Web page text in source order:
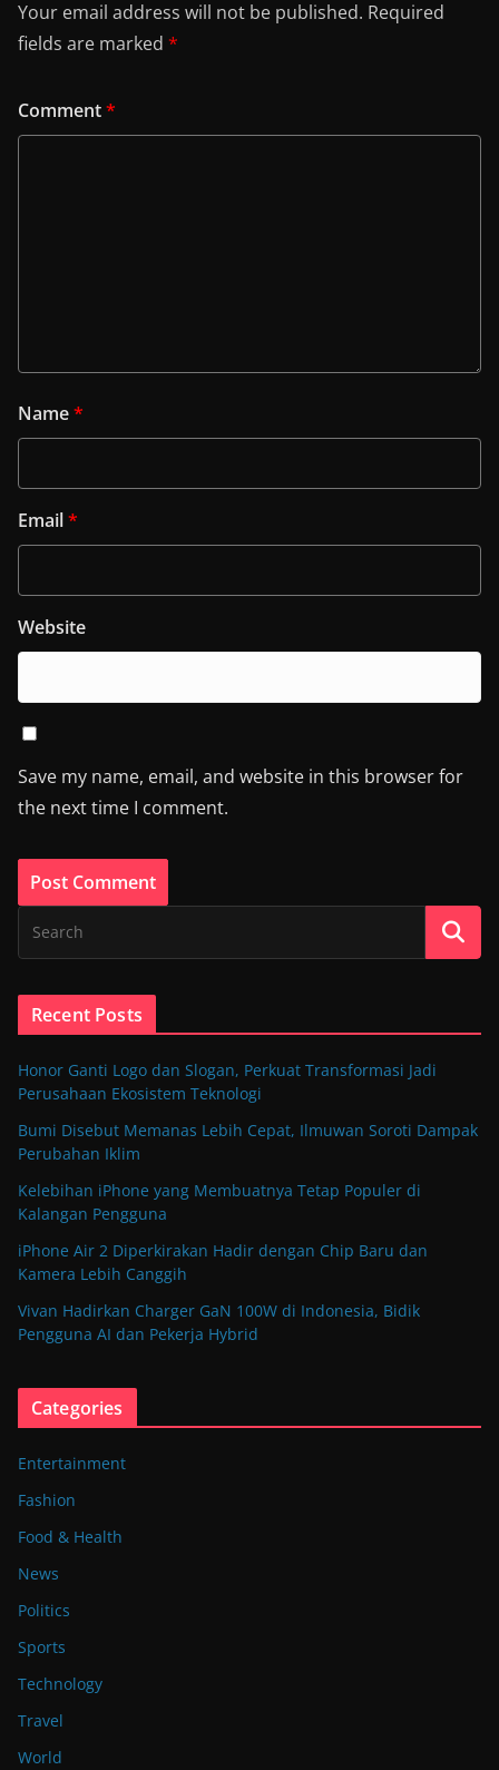
Your email address will not be published. Required
fields are marked *
Comment*
Name*
Email*
Website
Save my name, email, and website in this browser for
the next time I comment.
Recent Posts
Honor Ganti Logo dan Slogan, Perkuat Transformasi Jadi
Perusahaan Ekosistem Teknologi
Bumi Disebut Memanas Lebih Cepat, Ilmuwan Soroti Dampak
Perubahan Iklim
Kelebihan iPhone yang Membuatnya Tetap Populer di
Kalangan Pengguna
iPhone Air 2 Diperkirakan Hadir dengan Chip Baru dan
Kamera Lebih Canggih
Vivan Hadirkan Charger GaN 100W di Indonesia, Bidik
Pengguna AI dan Pekerja Hybrid
Categories
Entertainment
Fashion
Food & Health
News
Politics
Sports
Technology
Travel
World